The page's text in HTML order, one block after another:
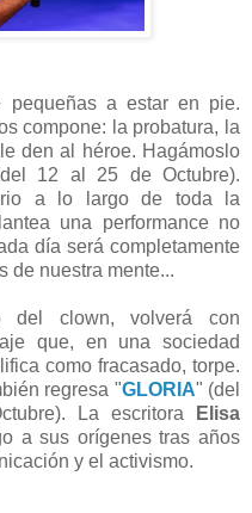
pequeñas a estar en pie.
compone: la probatura, la
den al héroe. Hagámoslo
12 al 25 de Octubre).
a lo largo de toda la
una performance no
día será completamente
de nuestra mente...
clown, volverá con
que, en una sociedad
como fracasado, torpe.
regresa "GLORIA" (del
La escritora
Elisa
a sus orígenes tras años
y el activismo.